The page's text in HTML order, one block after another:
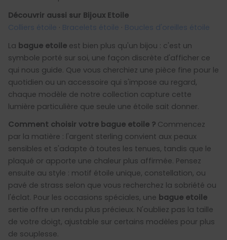
Découvrir aussi sur Bijoux Etoile
Colliers étoile · Bracelets étoile · Boucles d'oreilles étoile
La bague etoile est bien plus qu'un bijou : c'est un
symbole porté sur soi, une façon discrète d'afficher ce
qui nous guide. Que vous cherchiez une pièce fine pour le
quotidien ou un accessoire qui s'impose au regard,
chaque modèle de notre collection capture cette
lumière particulière que seule une étoile sait donner.
Comment choisir votre bague etoile ? Commencez
par la matière : l'argent sterling convient aux peaux
sensibles et s'adapte à toutes les tenues, tandis que le
plaqué or apporte une chaleur plus affirmée. Pensez
ensuite au style : motif étoile unique, constellation, ou
pavé de strass selon que vous recherchez la sobriété ou
l'éclat. Pour les occasions spéciales, une bague etoile
sertie offre un rendu plus précieux. N'oubliez pas la taille
de votre doigt, ajustable sur certains modèles pour plus
de souplesse.